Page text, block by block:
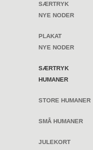
SÆRTRYK
NYE NODER
PLAKAT
NYE NODER
SÆRTRYK
HUMANER
STORE HUMANER
SMÅ HUMANER
JULEKORT